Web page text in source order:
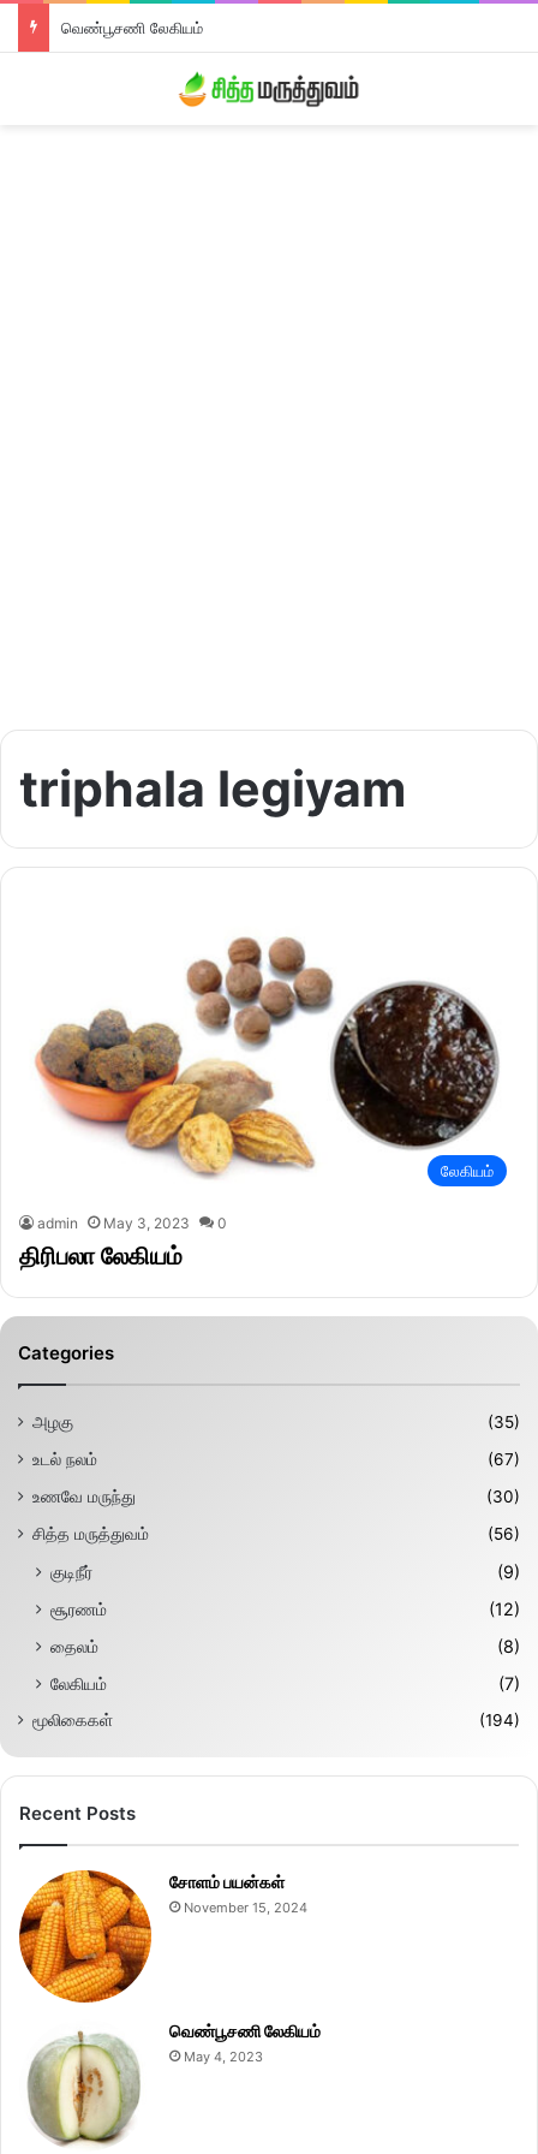
வெண்பூசணி லேகியம்
triphala legiyam
லேகியம்
admin May 3, 2023 0
திரிபலா லேகியம்
Categories
அழகு
(35)
உடல் நலம்
(67)
உணவே மருந்து
(30)
சித்த மருத்துவம்
(56)
குடிநீர்
(9)
சூரணம்
(12)
தைலம்
(8)
லேகியம்
(7)
மூலிகைகள் (194)
Recent Posts
சோளம் பயன்கள்
November 15, 2024
வெண்பூசணி லேகியம்
May 4, 2023